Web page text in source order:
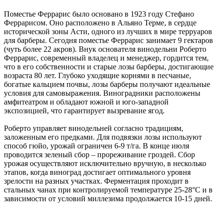
Поместье Феррарис было основано в 1923 году Стефано
Феррарисом. Оно расположено в Альяно Терме, в сердце
исторической зоны Асти, одного из лучших в мире терруаров
для барберы. Сегодня поместье Феррарис занимает 9 гектаров
(чуть более 22 акров). Внук основателя винодельни Роберто
Феррарис, современный владелец и менеджер, гордится тем,
что в его собственности и старые лозы барберы, достигающие
возраста 80 лет. Глубоко уходящие корнями в песчаные,
богатые кальцием почвы, лозы барберы получают идеальные
условия для самовыражения. Виноградники расположены
амфитеатром и обладают южной и юго-западной
экспозицией, что гарантирует вызревание ягод.
Роберто управляет винодельней согласно традициям,
заложенным его предками. Для подвязки лозы используют
способ гюйо, урожай ограничен 6-9 т/га. В конце июля
проводится зеленый сбор – прореживание гроздей. Сбор
урожая осуществляют исключительно вручную, в несколько
этапов, когда виноград достигает оптимального уровня
зрелости на разных участках. Ферментация проходит в
стальных чанах при контролируемой температуре 25-28°С и в
зависимости от условий миллезима продолжается 10-15 дней.